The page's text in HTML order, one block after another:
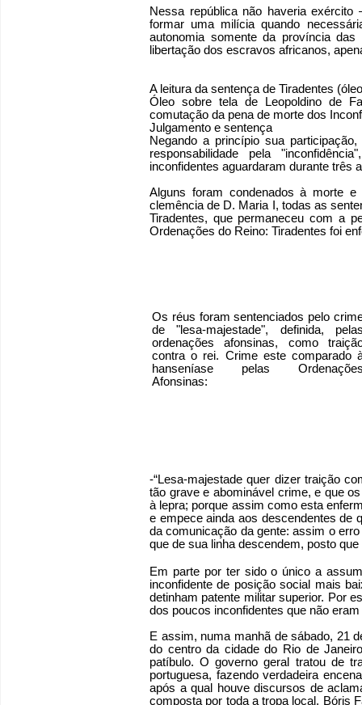
Nessa república não haveria
formar uma milícia quando
autonomia somente da província
libertação dos escravos africanos,
A leitura da sentença de Tiradentes
Óleo sobre tela de Leopoldino de
comutação da pena de morte dos
Julgamento e sentença
Negando a princípio sua
responsabilidade pela
inconfidentes aguardaram durante três
Alguns foram condenados à morte
clemência de D. Maria I, todas as
Tiradentes, que permaneceu com a
Ordenações do Reino: Tiradentes foi
Os réus foram sentenciados pelo
de "lesa-majestade", definida,
ordenações afonsinas, como
contra o rei. Crime este comparado
hanseníase pelas
Afonsinas:
-“Lesa-majestade quer dizer traição
tão grave e abominável crime, e que
à lepra; porque assim como esta
e empece ainda aos descendentes de
da comunicação da gente: assim o
que de sua linha descendem, posto que
Em parte por ter sido o único a
inconfidente de posição social mais
detinham patente militar superior. Por
dos poucos inconfidentes que não
E assim, numa manhã de sábado, 21
do centro da cidade do Rio de
patíbulo. O governo geral tratou de
portuguesa, fazendo verdadeira
após a qual houve discursos de
composta por toda a tropa local. Bóris